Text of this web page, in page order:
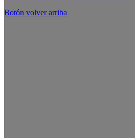
Botón volver arriba